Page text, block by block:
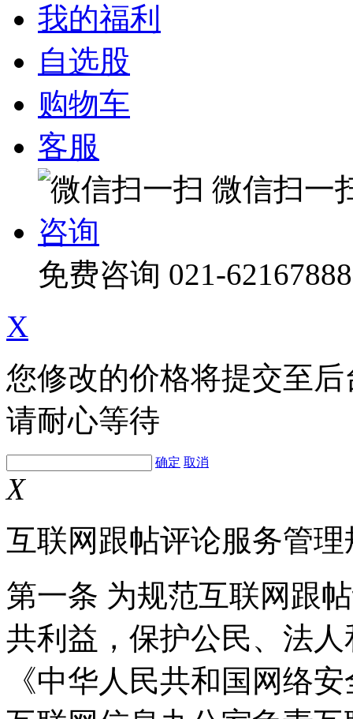
我的福利
自选股
购物车
客服
微信扫一
咨询
免费咨询 021-62167888
X
您修改的价格将提交至
请耐心等待
确定 取消
X
互联网跟帖评论服务管理
第一条 为规范互联网跟
共利益，保护公民、法
《中华人民共和国网络